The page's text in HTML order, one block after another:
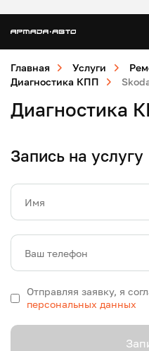
Главная Услуги
Диагностика КПП
Диагностика
Запись на услугу
Имя
Ваш телефон
Отправляя заявку, я
персональных данных